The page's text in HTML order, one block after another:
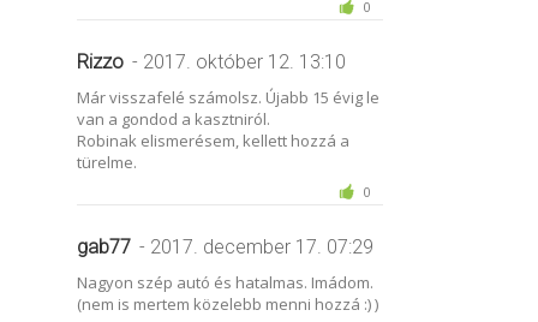
0
Rizzo - 2017. október 12. 13:10
Már visszafelé számolsz. Újabb 15 évig le
van a gondod a kasztniról.
Robinak elismerésem, kellett hozzá a
türelme.
0
gab77 - 2017. december 17. 07:29
Nagyon szép autó és hatalmas. Imádom.
(nem is mertem közelebb menni hozzá :) )